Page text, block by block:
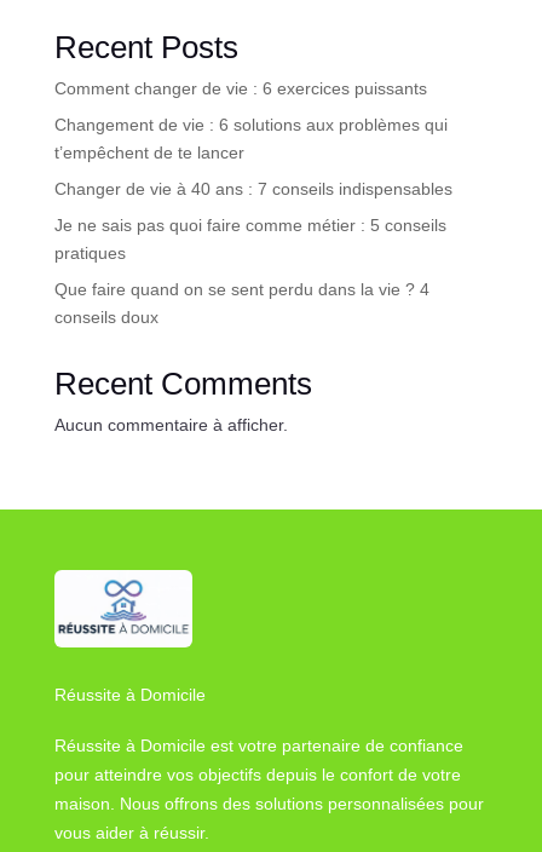
Recent Posts
Comment changer de vie : 6 exercices puissants
Changement de vie : 6 solutions aux problèmes qui
t’empêchent de te lancer
Changer de vie à 40 ans : 7 conseils indispensables
Je ne sais pas quoi faire comme métier : 5 conseils
pratiques
Que faire quand on se sent perdu dans la vie ? 4
conseils doux
Recent Comments
Aucun commentaire à afficher.
Réussite à Domicile
Réussite à Domicile est votre partenaire de confiance
pour atteindre vos objectifs depuis le confort de votre
maison. Nous offrons des solutions personnalisées pour
vous aider à réussir.